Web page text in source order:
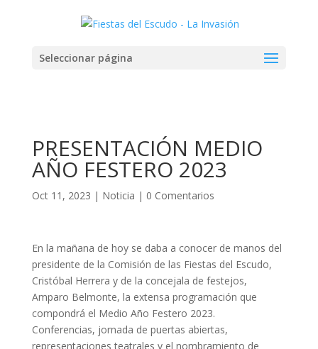
Seleccionar página
PRESENTACIÓN MEDIO
AÑO FESTERO 2023
Oct 11, 2023 | Noticia | 0 Comentarios
En la mañana de hoy se daba a conocer de manos del
presidente de la Comisión de las Fiestas del Escudo,
Cristóbal Herrera y de la concejala de festejos,
Amparo Belmonte, la extensa programación que
compondrá el Medio Año Festero 2023.
Conferencias, jornada de puertas abiertas,
representaciones teatrales y el nombramiento de